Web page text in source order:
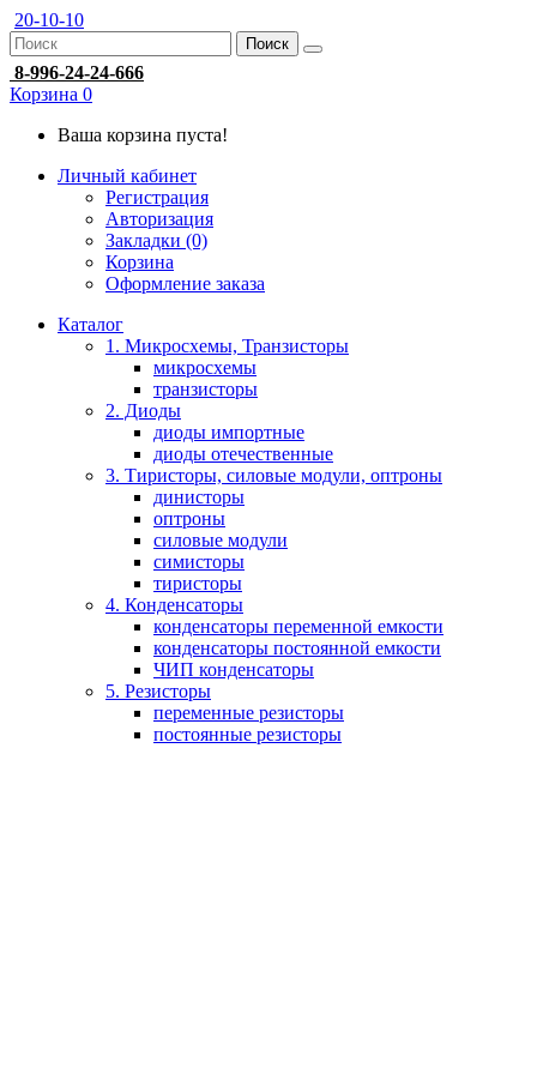
20-10-10
Поиск
8-996-24-24-666
Корзина 0
Ваша корзина пуста!
Личный кабинет
Регистрация
Авторизация
Закладки (0)
Корзина
Оформление заказа
Каталог
1. Микросхемы, Транзисторы
микросхемы
транзисторы
2. Диоды
диоды импортные
диоды отечественные
3. Тиристоры, силовые модули, оптроны
динисторы
оптроны
силовые модули
симисторы
тиристоры
4. Конденсаторы
конденсаторы переменной емкости
конденсаторы постоянной емкости
ЧИП конденсаторы
5. Резисторы
переменные резисторы
постоянные резисторы